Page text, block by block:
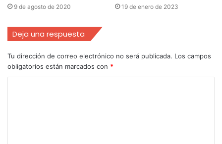
9 de agosto de 2020 19 de enero de 2023
Deja una respuesta
Tu dirección de correo electrónico no será publicada. Los campos
obligatorios están marcados con *